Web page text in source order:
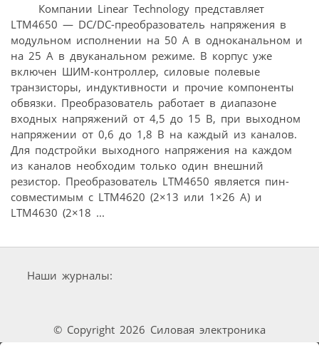
Компании Linear Technology представляет
LTM4650 — DC/DC-преобразователь напряжения в
модульном исполнении на 50 А в одноканальном и
на 25 А в двуканальном режиме. В корпус уже
включен ШИМ-контроллер, силовые полевые
транзисторы, индуктивности и прочие компоненты
обвязки. Преобразователь работает в диапазоне
входных напряжений от 4,5 до 15 В, при выходном
напряжении от 0,6 до 1,8 В на каждый из каналов.
Для подстройки выходного напряжения на каждом
из каналов необходим только один внешний
резистор. Преобразователь LTM4650 является пин-
совместимым с LTM4620 (2×13 или 1×26 A) и
LTM4630 (2×18 ...
Наши журналы:
© Copyright 2026 Силовая электроника